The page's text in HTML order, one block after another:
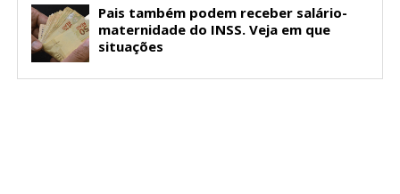
Pais também podem receber salário-
maternidade do INSS. Veja em que
situações